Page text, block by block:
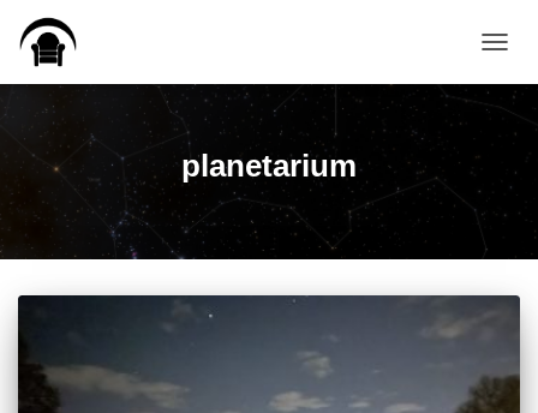
planetarium